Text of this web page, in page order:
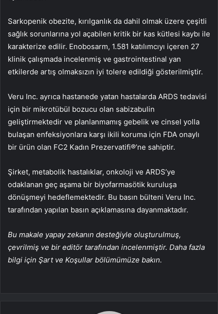
Sarkopenik obezite, kırılganlık da dahil olmak üzere çeşitli
sağlık sorunlarına yol açabilen kritik bir kas kütlesi kaybı ile
karakterize edilir. Enobosarm, 1.581 katılımcıyı içeren 27
klinik çalışmada incelenmiş ve gastrointestinal yan
etkilerde artış olmaksızın iyi tolere edildiği gösterilmiştir.
Veru Inc. ayrıca hastanede yatan hastalarda ARDS tedavisi
için bir mikrotübül bozucu olan sabizabulin
geliştirmektedir ve planlanmamış gebelik ve cinsel yolla
bulaşan enfeksiyonlara karşı ikili koruma için FDA onaylı
bir ürün olan FC2 Kadın Prezervatifi®’ne sahiptir.
Şirket, metabolik hastalıklar, onkoloji ve ARDS’ye
odaklanan geç aşama bir biyofarmasötik kuruluşa
dönüşmeyi hedeflemektedir. Bu basın bülteni Veru Inc.
tarafından yapılan basın açıklamasına dayanmaktadır.
Bu makale yapay zekanın desteğiyle oluşturulmuş,
çevrilmiş ve bir editör tarafından incelenmiştir. Daha fazla
bilgi için Şart ve Koşullar bölümümüze bakın.